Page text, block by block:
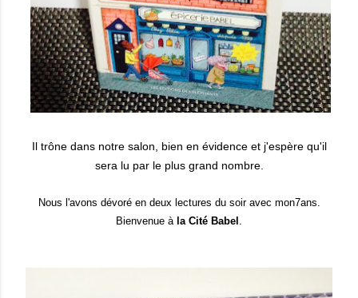
Il trône dans notre salon, bien en évidence et j'espère qu'il
sera lu par le plus grand nombre.
Nous l'avons dévoré en deux lectures du soir avec mon7ans.
Bienvenue à la Cité Babel